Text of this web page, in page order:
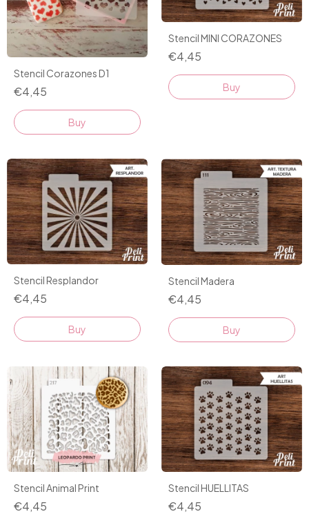
Stencil Corazones D1
€4,45
Stencil MINI CORAZONES
€4,45
Stencil Resplandor
€4,45
Stencil Madera
€4,45
Stencil Animal Print
€4,45
Stencil HUELLITAS
€4,45